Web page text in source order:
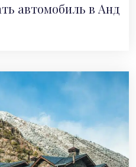
автомобиль в Анд